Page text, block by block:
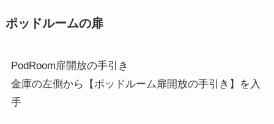
ポッドルームの扉
PodRoom扉開放の手引き
金庫の左側から【ポッドルーム扉開放の手引き】を入
手